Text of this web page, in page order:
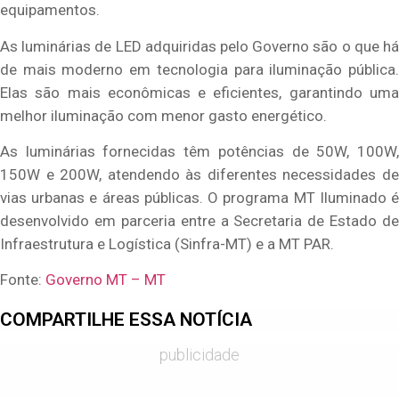
equipamentos.
As luminárias de LED adquiridas pelo Governo são o que há
de mais moderno em tecnologia para iluminação pública.
Elas são mais econômicas e eficientes, garantindo uma
melhor iluminação com menor gasto energético.
As luminárias fornecidas têm potências de 50W, 100W,
150W e 200W, atendendo às diferentes necessidades de
vias urbanas e áreas públicas. O programa MT Iluminado é
desenvolvido em parceria entre a Secretaria de Estado de
Infraestrutura e Logística (Sinfra-MT) e a MT PAR.
Fonte: Governo MT – MT
COMPARTILHE ESSA NOTÍCIA
publicidade